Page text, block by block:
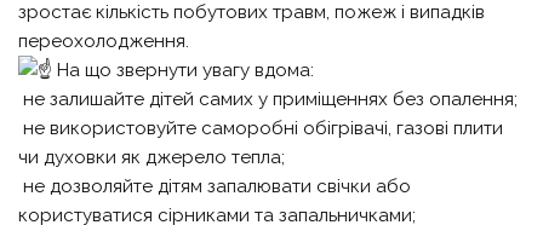
зростає кількість побутових травм, пожеж і випадків
переохолодження.
На що звернути увагу вдома:
не залишайте дітей самих у приміщеннях без опалення;
не використовуйте саморобні обігрівачі, газові плити
чи духовки як джерело тепла;
не дозволяйте дітям запалювати свічки або
користуватися сірниками та запальничками;